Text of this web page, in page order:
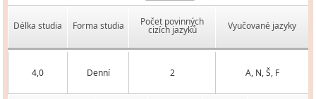
Délka studia Forma studia Počet povinných
cizích jazyků Vyučované jazyky
4,0 Denní 2 A, N, Š, F